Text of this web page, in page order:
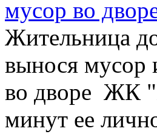
мусор во
Жительница
вынося мусор
во дворе ЖК
минут ее